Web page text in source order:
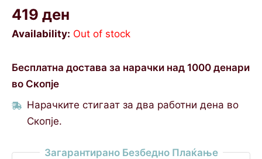
419 ден
Availability: Out of stock
Бесплатна достава за нарачки над 1000 денари
во Скопје
Нарачките стигаат за два работни дена во
Скопје.
Загарантирано Безбедно Плаќање